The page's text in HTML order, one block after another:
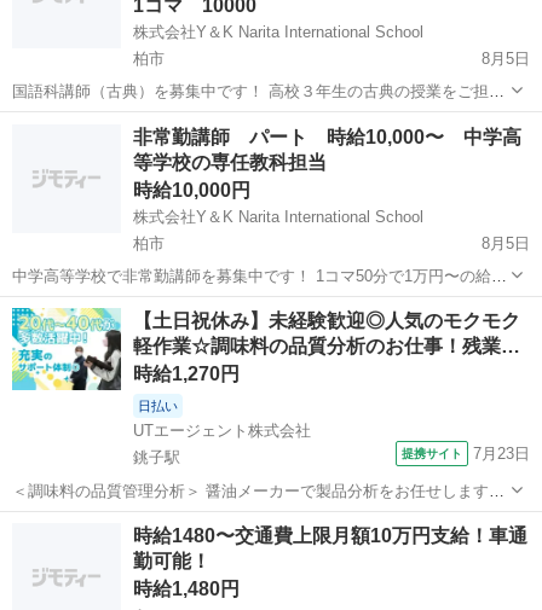
1コマ 10000
株式会社Y＆K Narita International School
柏市
8月5日
国語科講師（古典）を募集中です！ 高校３年生の古典の授業をご担当
いただきます。 時間割は月曜（５コマ）火曜（１コマ）水曜（３コ
マ）木曜（１コマ）金曜（６コマ）の合計16コマを想定しておりま
す。 １コマ50分となります ...
その他
非常勤講師 パート 時給10,000〜 中学高
等学校の専任教科担当
時給10,000円
株式会社Y＆K Narita International School
柏市
8月5日
中学高等学校で非常勤講師を募集中です！ 1コマ50分で1万円〜の給料
となります。 教科の指導を行っていただきます。 英語、国語 、数学
、美術いずれかの教員免許をお持ちの方で 週2日〜10コマ程度 コマ
数や週の回数は...
千葉 柏市 その他 時給
【土日祝休み】未経験歓迎◎人気のモクモク
軽作業☆調味料の品質分析のお仕事！残業…
時給1,270円
日払い
UTエージェント株式会社
銚子駅
提携サイト 7月23日
＜調味料の品質管理分析＞ 醤油メーカーで製品分析をお任せします！
☆未経験歓迎のお仕事！ PC基本操作ができればOKです！ ＜具体的に
は…＞ 分析機器を用いた製品（液体調味料・粉末調味料）分析 ◆秤
量・サンプリング・分注...
銚子市 銚子駅 その他
時給1480〜交通費上限月額10万円支給！車通
勤可能！
時給1,480円